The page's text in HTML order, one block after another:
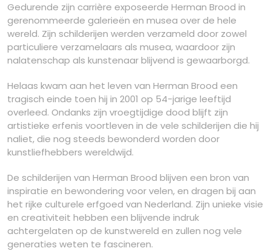
Gedurende zijn carrière exposeerde Herman Brood in
gerenommeerde galerieën en musea over de hele
wereld. Zijn schilderijen werden verzameld door zowel
particuliere verzamelaars als musea, waardoor zijn
nalatenschap als kunstenaar blijvend is gewaarborgd.
Helaas kwam aan het leven van Herman Brood een
tragisch einde toen hij in 2001 op 54-jarige leeftijd
overleed. Ondanks zijn vroegtijdige dood blijft zijn
artistieke erfenis voortleven in de vele schilderijen die hij
naliet, die nog steeds bewonderd worden door
kunstliefhebbers wereldwijd.
De schilderijen van Herman Brood blijven een bron van
inspiratie en bewondering voor velen, en dragen bij aan
het rijke culturele erfgoed van Nederland. Zijn unieke visie
en creativiteit hebben een blijvende indruk
achtergelaten op de kunstwereld en zullen nog vele
generaties weten te fascineren.